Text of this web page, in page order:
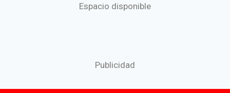
Espacio disponible
Publicidad